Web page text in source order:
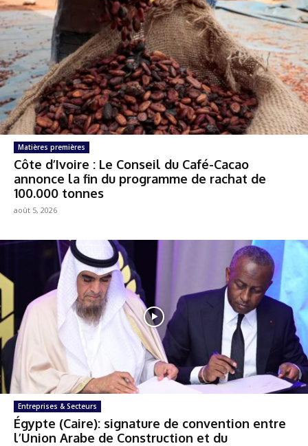
Matières premières
Côte d’Ivoire : Le Conseil du Café-Cacao
annonce la fin du programme de rachat de
100.000 tonnes
août 5, 2026
Entreprises & Secteurs
Égypte (Caire): signature de convention entre
l’Union Arabe de Construction et du